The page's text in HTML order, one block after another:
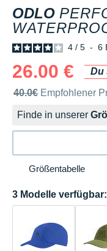
ODLO
4 / 5 - 6
26.00 €
Du
Unverbindliche
40.0€ Empfohlener
Finde in unserer
Größentabelle
3 Modelle verfügbar: